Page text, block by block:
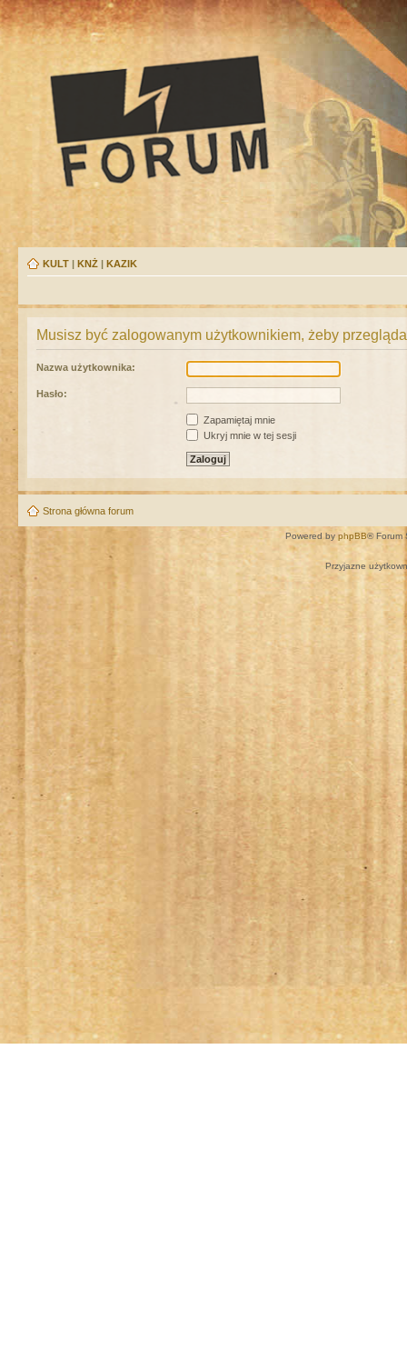
KULT | KNŻ | KAZIK
Musisz być zalogowanym użytkownikiem, żeby
Nazwa użytkownika:
Hasło:
Zapamiętaj mnie
Ukryj mnie w tej sesji
Strona główna forum
Powered by phpBB® Forum
Przyjazne